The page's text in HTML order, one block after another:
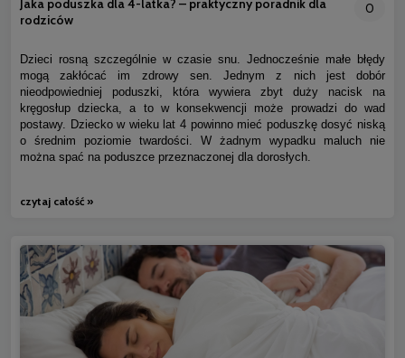
Jaka poduszka dla 4-latka? – praktyczny poradnik dla
rodziców
0
Dzieci rosną szczególnie w czasie snu. Jednocześnie małe błędy
mogą zakłócać im zdrowy sen. Jednym z nich jest dobór
nieodpowiedniej poduszki, która wywiera zbyt duży nacisk na
kręgosłup dziecka, a to w konsekwencji może prowadzi do wad
postawy. Dziecko w wieku lat 4 powinno mieć poduszkę dosyć niską
o średnim poziomie twardości. W żadnym wypadku maluch nie
można spać na poduszce przeznaczonej dla dorosłych.
czytaj całość »